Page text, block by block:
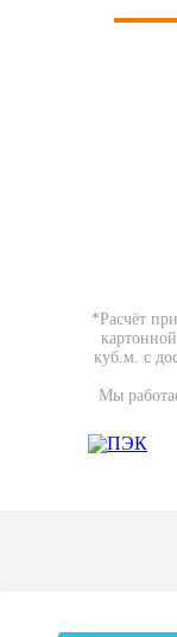
*Расчёт
куб.м. с
Мы